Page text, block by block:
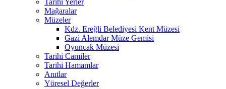
Tarihi Yerler
Mağaralar
Müzeler
Kdz. Ereğli Belediyesi Kent Müzesi
Gazi Alemdar Müze Gemisi
Oyuncak Müzesi
Tarihi Camiler
Tarihi Hamamlar
Anıtlar
Yöresel Değerler